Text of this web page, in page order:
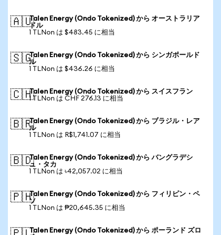
🇦🇺Talen Energy (Ondo Tokenized) から オーストラリア
ドル
1 TLNon は $483.45 に相当
🇸🇬Talen Energy (Ondo Tokenized) から シンガポールド
ル
1 TLNon は $436.26 に相当
🇨🇭Talen Energy (Ondo Tokenized) から スイスフラン
1 TLNon は CHF 276.13 に相当
🇧🇷Talen Energy (Ondo Tokenized) から ブラジル・レア
ル
1 TLNon は R$1,741.07 に相当
🇧🇩Talen Energy (Ondo Tokenized) から バングラデシ
ュ・タカ
1 TLNon は ৳42,057.02 に相当
🇵🇭Talen Energy (Ondo Tokenized) から フィリピン・ペ
ソ
1 TLNon は ₱20,645.35 に相当
Talen Energy (Ondo Tokenized) から ポーランド ズロ